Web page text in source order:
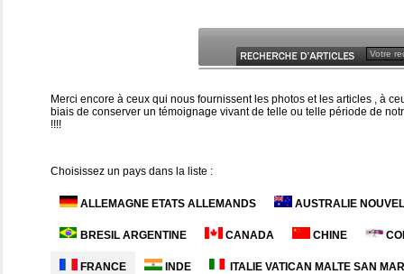
Merci encore à ceux qui nous fournissent les photos et les articles , à
biais de conserver un témoignage vivant de telle ou telle période de
!!!!
Choisissez un pays dans la liste :
ALLEMAGNE ETATS ALLEMANDS AUSTRALIE
BRESIL ARGENTINE CANADA CHINE
FRANCE INDE ITALIE VATICAN MALTE SAN